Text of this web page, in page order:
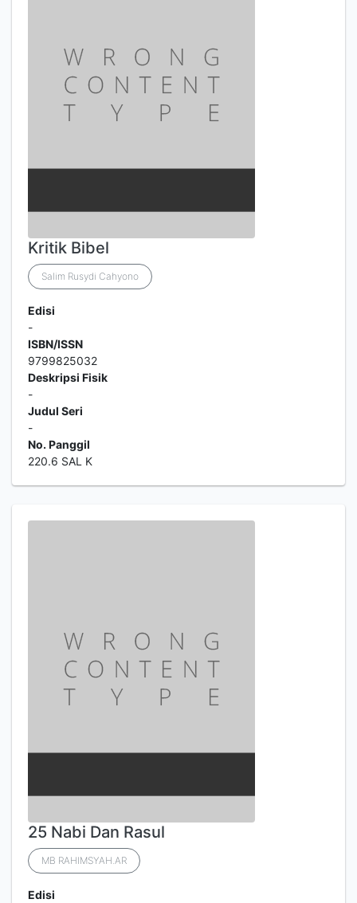
Kritik Bibel
Salim Rusydi Cahyono
Edisi
-
ISBN/ISSN
9799825032
Deskripsi Fisik
-
Judul Seri
-
No. Panggil
220.6 SAL K
25 Nabi Dan Rasul
MB RAHIMSYAH.AR
Edisi